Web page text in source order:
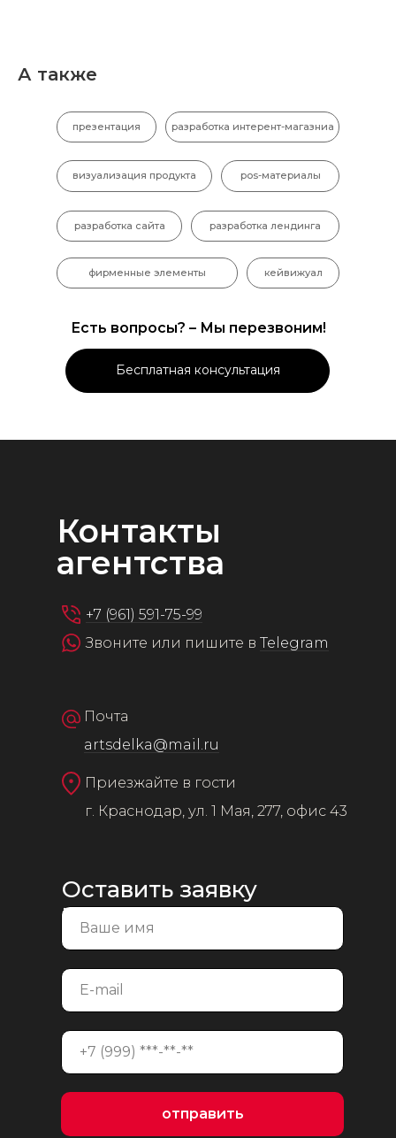
А также
Есть вопросы? – Мы перезвоним!
pos-материалы
разработка сайта
разработка интерент-магазниа
разработка лендинга
презентация
визуализация продукта
фирменные элементы кейвижуал
Бесплатная консультация
отправить
Оставить заявку
на консультацию
Контакты
агентства
+7 (961) 591-75-99
Звоните или пишите в Telegram
Почта
artsdelka@mail.ru
Приезжайте в гости
г. Краснодар, ул. 1 Мая, 277, офис 43